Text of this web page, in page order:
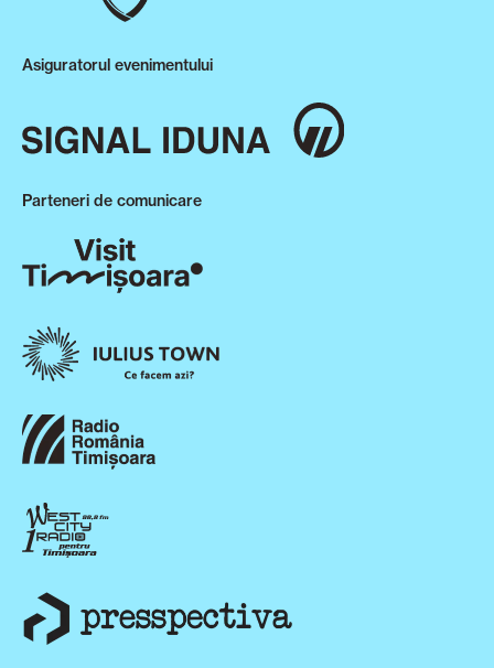
Asiguratorul evenimentului
Parteneri de comunicare